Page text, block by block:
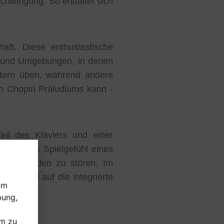
zu
Diese enthusiastische
Umgebungen, in denen
üben, während andere
Chopin Präludiums kann -
des Klaviers und einer
das Spielgefühl eines
niemanden zu stören. Im
speziell auf die integrierte